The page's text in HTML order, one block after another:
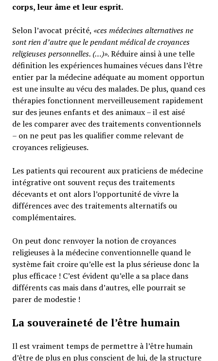
corps, leur âme et leur esprit.
Selon l’avocat précité, «ces médecines alternatives ne
sont rien d’autre que le pendant médical de croyances
religieuses personnelles. (…)».Réduire ainsi à une telle
définition les expériences humaines vécues dans l’être
entier par la médecine adéquate au moment opportun
est une insulte au vécu des malades. De plus, quand ces
thérapies fonctionnent merveilleusement rapidement
sur des jeunes enfants et des animaux – il est aisé
de les comparer avec des traitements conventionnels
– on ne peut pas les qualifier comme relevant de
croyances religieuses.
Les patients qui recourent aux praticiens de médecine
intégrative ont souvent reçus des traitements
décevants et ont alors l’opportunité de vivre la
différences avec des traitements alternatifs ou
complémentaires.
On peut donc renvoyer la notion de croyances
religieuses à la médecine conventionnelle quand le
système fait croire qu’elle est la plus sérieuse donc la
plus efficace ! C’est évident qu’elle a sa place dans
différents cas mais dans d’autres, elle pourrait se
parer de modestie !
La souveraineté de l’être humain
Il est vraiment temps de permettre à l’être humain
d’être de plus en plus conscient de lui, de la structure